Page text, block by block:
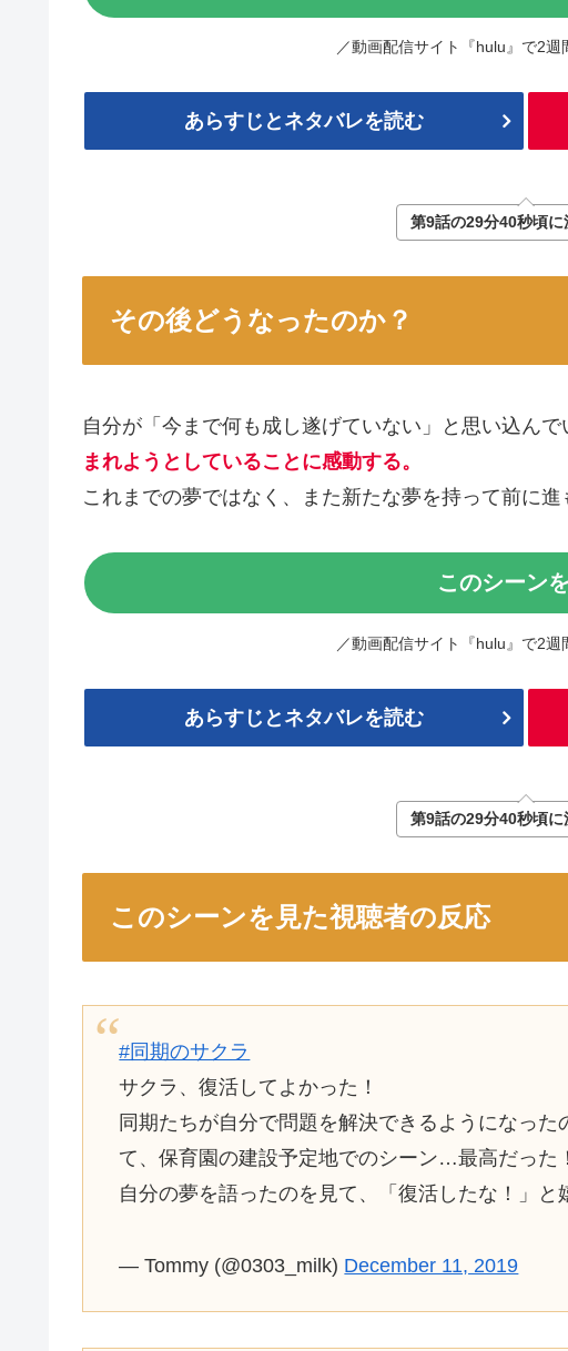
／動画配信サイト『hulu』で2週
あらすじとネタバレを読む
第9話の29分40秒頃に
その後どうなったのか？
自分が「今まで何も成し遂げていない」と思い込んで
まれようとしていることに感動する。
これまでの夢ではなく、また新たな夢を持って前に進
このシーン
／動画配信サイト『hulu』で2週
あらすじとネタバレを読む
第9話の29分40秒頃に
このシーンを見た視聴者の反応
#同期のサクラ
サクラ、復活してよかった！
同期たちが自分で問題を解決できるようになっ
て、保育園の建設予定地でのシーン…最高だった
自分の夢を語ったのを見て、「復活したな！」と
— Tommy (@0303_milk) December 11, 2019